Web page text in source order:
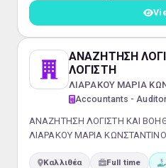
ΑΝΑΖΗΤΗΣΗ
ΛΟΓΙΣΤΗ
ΛΙΑΡΑΚΟΥ
Accountants -
ΑΝΑΖΗΤΗΣΗ ΛΟΓΙΣΤΗ ΚΑΙ
ΛΙΑΡΑΚΟΥ ΜΑΡΙΑ
Αν επιθυμείτε να ενταχθείτε
Καλλιθέα Full time